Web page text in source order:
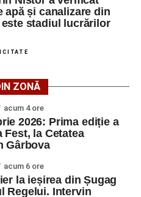
durată a evenimentului.
pe Google News
ediție a Transylvania
din Gârbova
din Sebeș
apă și canalizare din
este stadiul lucrărilor
ZONĂ
acum 4 ore
2026: Prima ediție a
Fest, la Cetatea
Gârbova
acum 6 ore
la ieșirea din Șugag
Regelui. Intervin